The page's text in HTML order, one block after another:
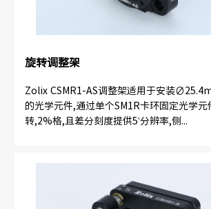
旋转调整架
Zolix CSMR1-AS调整架适用于安装
的光学元件,通过单个SM1R卡环固定光学元
转,2%格,且差分刻度提供5'分辨率,侧...